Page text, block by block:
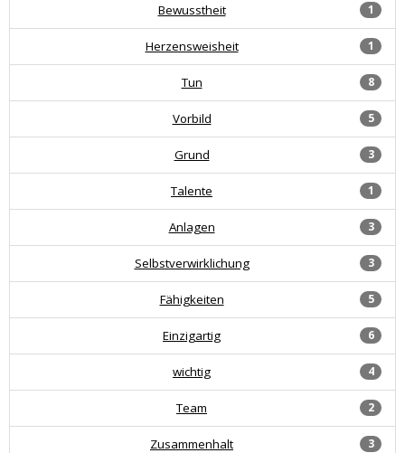
1
Bewusstheit
1
Herzensweisheit
8
Tun
5
Vorbild
3
Grund
1
Talente
3
Anlagen
3
Selbstverwirklichung
5
Fähigkeiten
6
Einzigartig
4
wichtig
2
Team
3
Zusammenhalt